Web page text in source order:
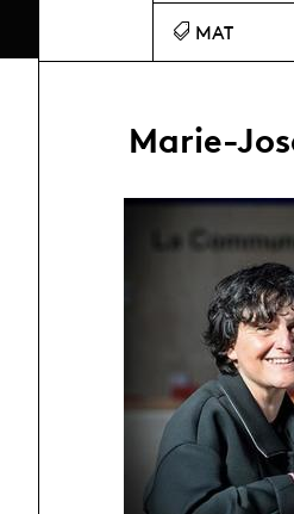
MAT
Marie-